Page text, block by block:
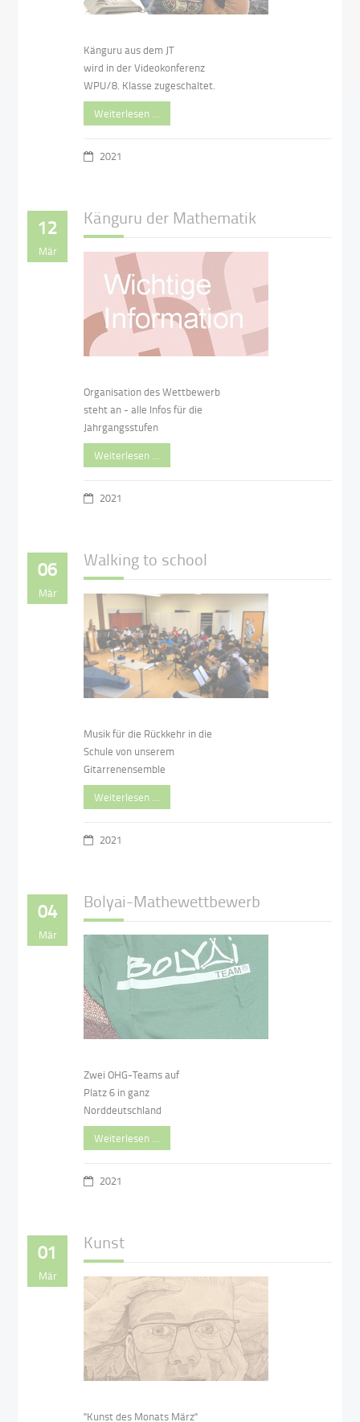
Känguru aus dem JT
wird in der Videokonferenz
WPU/8. Klasse zugeschaltet.
Weiterlesen …
2021
12
Mär
Känguru der Mathematik
Organisation des Wettbewerb
steht an - alle Infos für die
Jahrgangsstufen
Weiterlesen …
2021
06
Mär
Walking to school
Musik für die Rückkehr in die
Schule von unserem
Gitarrenensemble
Weiterlesen …
2021
04
Mär
Bolyai-Mathewettbewerb
Zwei OHG-Teams auf
Platz 6 in ganz
Norddeutschland
Weiterlesen …
2021
01
Mär
Kunst
"Kunst des Monats März"